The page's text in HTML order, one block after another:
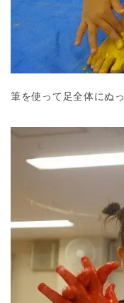
筆を使って足全体にぬ